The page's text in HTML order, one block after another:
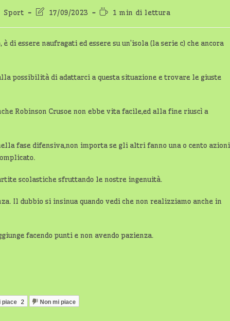
Sport
Ultima
dell'articolo:
17/09/2023
Tempo
lettura:
1 min di lettura
di essere naufragati ed essere su un’isola (la serie c) che ancora
possibilità di adattarci a questa situazione e trovare le giuste
Robinson Crusoe non ebbe vita facile,ed alla fine riuscì a
fase difensiva,non importa se gli altri fanno una o cento
scolastiche sfruttando le nostre ingenuità.
Il dubbio si insinua quando vedi che non realizziamo anche in
facendo punti e non avendo pazienza.
piace 2 Non mi piace